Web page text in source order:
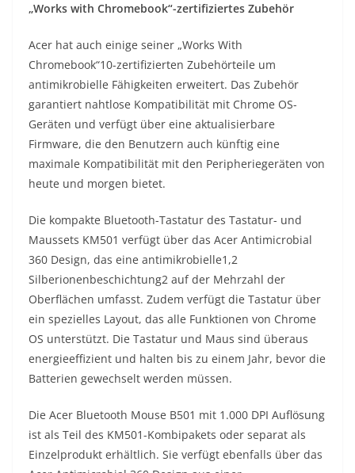
„Works with Chromebook“-zertifiziertes Zubehör
Acer hat auch einige seiner „Works With
Chromebook“10-zertifizierten Zubehörteile um
antimikrobielle Fähigkeiten erweitert. Das Zubehör
garantiert nahtlose Kompatibilität mit Chrome OS-
Geräten und verfügt über eine aktualisierbare
Firmware, die den Benutzern auch künftig eine
maximale Kompatibilität mit den Peripheriegeräten von
heute und morgen bietet.
Die kompakte Bluetooth-Tastatur des Tastatur- und
Maussets KM501 verfügt über das Acer Antimicrobial
360 Design, das eine antimikrobielle1,2
Silberionenbeschichtung2 auf der Mehrzahl der
Oberflächen umfasst. Zudem verfügt die Tastatur über
ein spezielles Layout, das alle Funktionen von Chrome
OS unterstützt. Die Tastatur und Maus sind überaus
energieeffizient und halten bis zu einem Jahr, bevor die
Batterien gewechselt werden müssen.
Die Acer Bluetooth Mouse B501 mit 1.000 DPI Auflösung
ist als Teil des KM501-Kombipakets oder separat als
Einzelprodukt erhältlich. Sie verfügt ebenfalls über das